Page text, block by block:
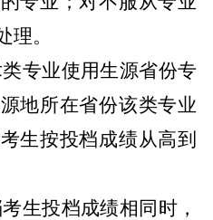
理。
专业使用生源省份专
地所在省份该类专业
生按投档成绩从高到
生投档成绩相同时，